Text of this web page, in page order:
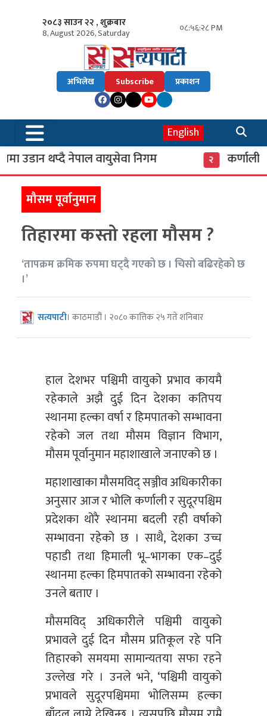
२०८३ साउन २२ , शुक्रबार
8, August 2026, Saturday ०८:५६:२९ PM
अभिलेख Subscribe प्रकाशन
English
उडान थप्दै नेपाल वायुसेवा निगम
कर्णाली
मौसम पूर्वानुमान
तिहारमा कस्तो रहला मौसम ?
‘तापक्रम क्रमिक रुपमा घट्दै गएको छ । चिसो बढिरहेको छ
।’
सत्यपाटी। काठमाडौं । २०८० कात्तिक २५ गते शनिबार
हाल देशभर पश्चिमी वायुको प्रभाव कायमै
रहेकाले अझै दुई दिन देशका कतिपय
स्थानमा हल्का वर्षा र हिमपातको सम्भावना
रहेको जल तथा मौसम विज्ञान विभाग,
मौसम पूर्वानुमान महाशाखाले जनाएको छ ।
महाशाखाका मौसमविद् सञ्जीव अधिकारीका
अनुसार आज र भोलि कर्णाली र सुदूरपश्चिम
प्रदेशका थोरै स्थानमा बदली रही वर्षाको
सम्भावना रहेको छ । साथै, देशका उच्च
पहाडी तथा हिमाली भू–भागका एक–दुई
स्थानमा हल्का हिमपातको सम्भावना रहेको
उनले बताए ।
मौसमविद् अधिकारीले पश्चिमी वायुको
प्रभावले दुई दिन मौसम प्रतिकूल रहे पनि
तिहारको समयमा सामान्यतया सफा रहने
उल्लेख गरे । उनले भने, ‘पश्चिमी वायुको
प्रभावले सुदूरपश्चिममा भोलिसम्म हल्का